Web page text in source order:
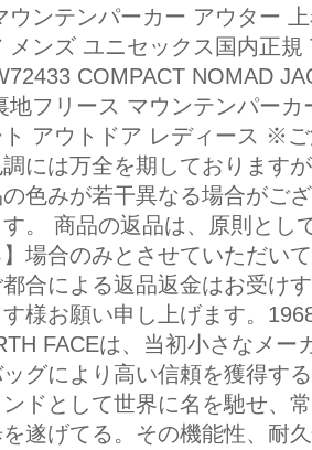
ウンテンパーカー アウター
メンズ ユニセックス国内正
COMPACT NOMAD
地フリース マウンテンパー
ト アウトドア レディース ※
には万全を期しております
色みが若干異なる場合がご
す。 商品の返品は、原則とし
場合のみとさせていただい
合による返品返金はお受け
す様お願い申し上げます。
FACEは、当初小さなメ
ッグにより高い信頼を獲得す
ンドとして世界に名を馳せ、
遂げてる。その機能性、耐